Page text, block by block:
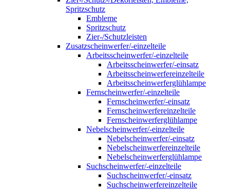
Spritzschutz
Embleme
Spritzschutz
Zier-/Schutzleisten
Zusatzscheinwerfer/-einzelteile
Arbeitsscheinwerfer/-einzelteile
Arbeitsscheinwerfer/-einsatz
Arbeitsscheinwerfereinzelteile
Arbeitsscheinwerferglühlampe
Fernscheinwerfer/-einzelteile
Fernscheinwerfer/-einsatz
Fernscheinwerfereinzelteile
Fernscheinwerferglühlampe
Nebelscheinwerfer/-einzelteile
Nebelscheinwerfer/-einsatz
Nebelscheinwerfereinzelteile
Nebelscheinwerferglühlampe
Suchscheinwerfer/-einzelteile
Suchscheinwerfer/-einsatz
Suchscheinwerfereinzelteile